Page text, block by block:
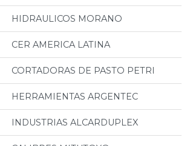
HIDRAULICOS MORANO
CER AMERICA LATINA
CORTADORAS DE PASTO PETRI
HERRAMIENTAS ARGENTEC
INDUSTRIAS ALCARDUPLEX